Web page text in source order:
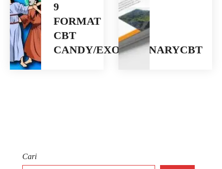
9
FORMAT
CBT
CANDY/EXOORDINARYCBT
Cari